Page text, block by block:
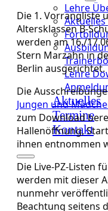
Lehre
Aktuelles
Lehre
Aktuelles
Termine
Kontakt
Die 1. Vorrangliste
Altersklassen B-
werden am 16./
Stern Marzahn in
Berlin ausgerichtet.
Die
Jungen und
zum Download
Hallenöffnung,
ihnen entnommen
Die Live-PZ-Listen
werden mit dieser
nunmehr
Beachtung seitens